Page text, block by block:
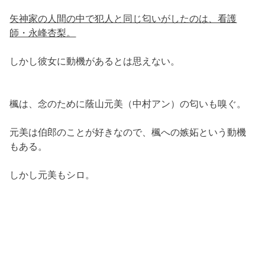
矢神家の人間の中で犯人と同じ匂いがしたのは、看護
師・永峰杏梨。
しかし彼女に動機があるとは思えない。
楓は、念のために蔭山元美（中村アン）の匂いも嗅ぐ。
元美は伯郎のことが好きなので、楓への嫉妬という動機
もある。
しかし元美もシロ。